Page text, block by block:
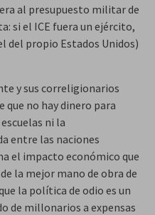
al presupuesto militar de
si el ICE fuera un ejército,
del propio Estados Unidos)
y sus correligionarios
que no hay dinero para
ni la
entre las naciones
el impacto económico que
la mejor mano de obra de
la política de odio es un
de millonarios a expensas